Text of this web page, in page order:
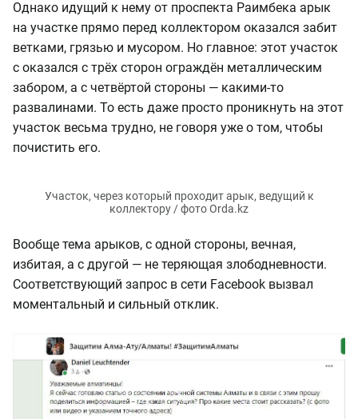
Однако идущий к нему от проспекта Раимбека арык
на участке прямо перед коллектором оказался забит
ветками, грязью и мусором. Но главное: этот участок
с оказался с трёх сторон ограждён металлическим
забором, а с четвёртой стороны — какими-то
развалинами. То есть даже просто проникнуть на этот
участок весьма трудно, не говоря уже о том, чтобы
почистить его.
Вообще тема арыков, с одной стороны, вечная,
избитая, а с другой — не теряющая злободневности.
Соответствующий запрос в сети Facebook вызвал
моментальный и сильный отклик.